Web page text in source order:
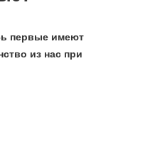
первые имеют
из нас при